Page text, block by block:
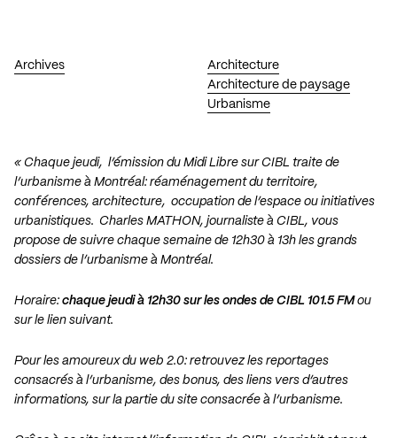
Archives
Architecture
Architecture de paysage
Urbanisme
« Chaque jeudi, l’émission du Midi Libre sur CIBL traite de
l’urbanisme à Montréal: réaménagement du territoire,
conférences, architecture, occupation de l’espace ou initiatives
urbanistiques. Charles MATHON, journaliste à CIBL, vous
propose de suivre chaque semaine de 12h30 à 13h les grands
dossiers de l’urbanisme à Montréal.
Horaire: chaque jeudi à 12h30 sur les ondes de CIBL 101.5 FMou
sur le lien suivant.
Pour les amoureux du web 2.0: retrouvez les reportages
consacrés à l’urbanisme, des bonus, des liens vers d’autres
informations, sur la partie du site consacrée à l’urbanisme.